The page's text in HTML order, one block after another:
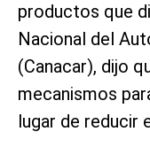
productos que
Nacional del
(Canacar), dijo
mecanismos
lugar de reducir